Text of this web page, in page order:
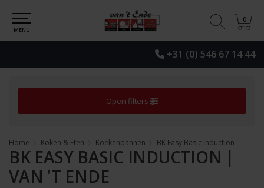
+31 (0) 546 67 14 44
0
0
MENU
Open filters
Home Koken & Eten Koekenpannen BK Easy Basic Induction
BK EASY BASIC INDUCTION |
VAN 'T ENDE